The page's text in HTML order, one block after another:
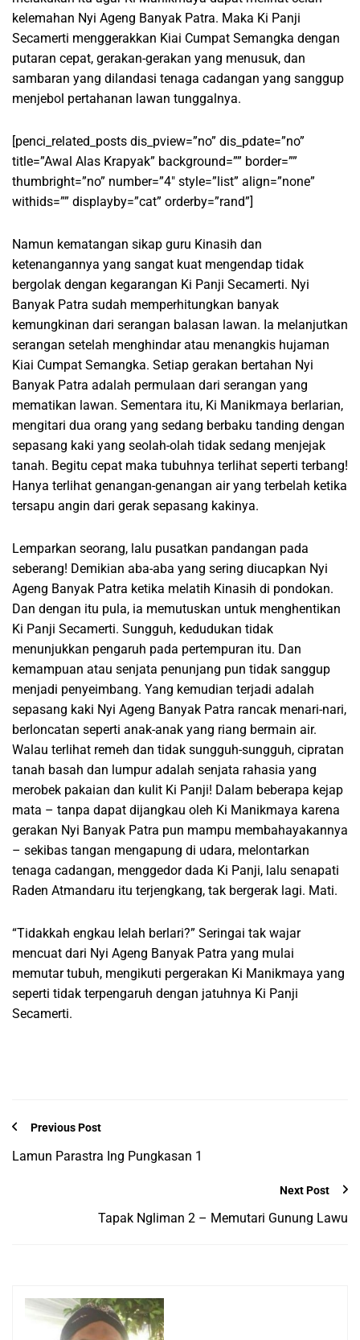
kelemahan Nyi Ageng Banyak Patra. Maka Ki Panji
Secamerti menggerakkan Kiai Cumpat Semangka dengan
putaran cepat, gerakan-gerakan yang menusuk, dan
sambaran yang dilandasi tenaga cadangan yang sanggup
menjebol pertahanan lawan tunggalnya.
[penci_related_posts dis_pview=”no” dis_pdate=”no”
title=”Awal Alas Krapyak” background=”” border=””
thumbright=”no” number=”4″ style=”list” align=”none”
withids=”” displayby=”cat” orderby=”rand”]
Namun kematangan sikap guru Kinasih dan
ketenangannya yang sangat kuat mengendap tidak
bergolak dengan kegarangan Ki Panji Secamerti. Nyi
Banyak Patra sudah memperhitungkan banyak
kemungkinan dari serangan balasan lawan. Ia melanjutkan
serangan setelah menghindar atau menangkis hujaman
Kiai Cumpat Semangka. Setiap gerakan bertahan Nyi
Banyak Patra adalah permulaan dari serangan yang
mematikan lawan. Sementara itu, Ki Manikmaya berlarian,
mengitari dua orang yang sedang berbaku tanding dengan
sepasang kaki yang seolah-olah tidak sedang menjejak
tanah. Begitu cepat maka tubuhnya terlihat seperti terbang!
Hanya terlihat genangan-genangan air yang terbelah ketika
tersapu angin dari gerak sepasang kakinya.
Lemparkan seorang, lalu pusatkan pandangan pada
seberang! Demikian aba-aba yang sering diucapkan Nyi
Ageng Banyak Patra ketika melatih Kinasih di pondokan.
Dan dengan itu pula, ia memutuskan untuk menghentikan
Ki Panji Secamerti. Sungguh, kedudukan tidak
menunjukkan pengaruh pada pertempuran itu. Dan
kemampuan atau senjata penunjang pun tidak sanggup
menjadi penyeimbang. Yang kemudian terjadi adalah
sepasang kaki Nyi Ageng Banyak Patra rancak menari-nari,
berloncatan seperti anak-anak yang riang bermain air.
Walau terlihat remeh dan tidak sungguh-sungguh, cipratan
tanah basah dan lumpur adalah senjata rahasia yang
merobek pakaian dan kulit Ki Panji! Dalam beberapa kejap
mata – tanpa dapat dijangkau oleh Ki Manikmaya karena
gerakan Nyi Banyak Patra pun mampu membahayakannya
– sekibas tangan mengapung di udara, melontarkan
tenaga cadangan, menggedor dada Ki Panji, lalu senapati
Raden Atmandaru itu terjengkang, tak bergerak lagi. Mati.
“Tidakkah engkau lelah berlari?” Seringai tak wajar
mencuat dari Nyi Ageng Banyak Patra yang mulai
memutar tubuh, mengikuti pergerakan Ki Manikmaya yang
seperti tidak terpengaruh dengan jatuhnya Ki Panji
Secamerti.
Previous Post
Lamun Parastra Ing Pungkasan 1
Next Post
Tapak Ngliman 2 – Memutari Gunung Lawu